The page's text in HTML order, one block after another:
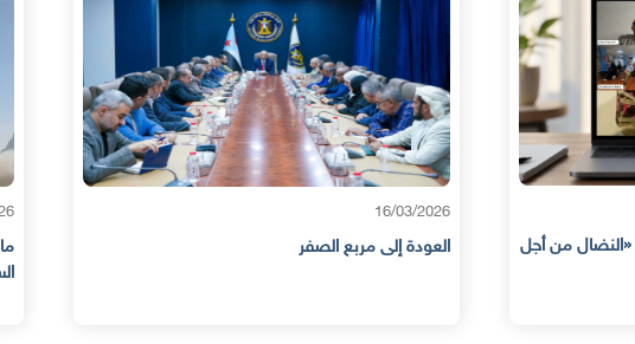
ما بعد الشراكة: حضرموت تكشف الوجه الآخر للدور